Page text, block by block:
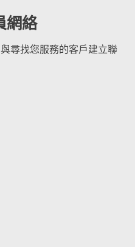
網絡
尋找您服務的客戶建立聯